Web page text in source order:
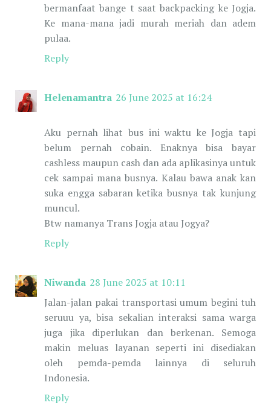
bermanfaat bange t saat backpacking ke Jogja.
Ke mana-mana jadi murah meriah dan adem
pulaa.
Reply
Helenamantra 26 June 2025 at 16:24
Aku pernah lihat bus ini waktu ke Jogja tapi
belum pernah cobain. Enaknya bisa bayar
cashless maupun cash dan ada aplikasinya untuk
cek sampai mana busnya. Kalau bawa anak kan
suka engga sabaran ketika busnya tak kunjung
muncul.
Btw namanya Trans Jogja atau Jogya?
Reply
Niwanda 28 June 2025 at 10:11
Jalan-jalan pakai transportasi umum begini tuh
seruuu ya, bisa sekalian interaksi sama warga
juga jika diperlukan dan berkenan. Semoga
makin meluas layanan seperti ini disediakan
oleh pemda-pemda lainnya di seluruh
Indonesia.
Reply